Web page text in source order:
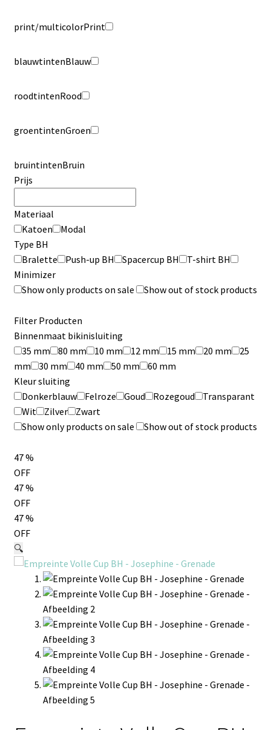
print/multicolorPrint
blauwtintenBlauw
roodtintenRood
groentintenGroen
bruintintenBruin
Prijs
Materiaal
Katoen
Modal
Type BH
Bralette
Push-up BH Spacercup BH
T-shirt BH
Minimizer
Show only products on sale
Show out of stock products
Filter Producten
Binnenmaat bikinisluiting
35 mm
80 mm 10 mm 12 mm 15 mm 20 mm
25
mm
30 mm 40 mm 50 mm
60 mm
Kleur sluiting
Donkerblauw
Felroze Goud Rozegoud
Transparant
Wit
Zilver
Zwart
Show only products on sale
Show out of stock products
47%
OFF
47%
OFF
47%
OFF
🔍